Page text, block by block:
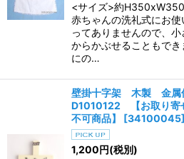
<サイズ>約
赤ちゃんの洗礼式にお
ってありませんので、
からかぶせることもで
にの…
壁掛十字架 木製 金
D1010122 【お取り寄
不可商品】
[34100045]
1,200円(税別)